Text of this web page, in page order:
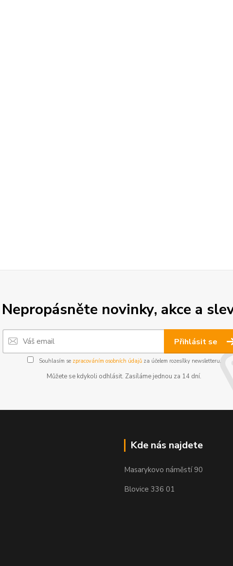
Nepropásněte novinky, akce a
Přihlásit se
Souhlasím se zpracováním osobních údajůza účelem rozesílky newsletteru.
Můžete se kdykoli odhlásit. Zasíláme jednou za 14 dní.
Kde nás najdete
Masarykovo náměstí 90
Blovice 336 01